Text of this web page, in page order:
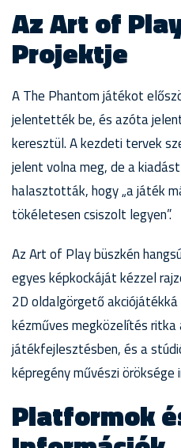
Az Art of
Projektje
A The Phantom játékot
jelentették be, és azóta
keresztül. A kezdeti tervek
jelent volna meg, de a
halasztották, hogy „a játék
tökéletesen csiszolt legyen”.
Az Art of Play büszkén
egyes képkockáját kézzel
2D oldalgörgető
kézműves megközelítés ritka
játékfejlesztésben, és a
képregény művészi öröksége
Platformok